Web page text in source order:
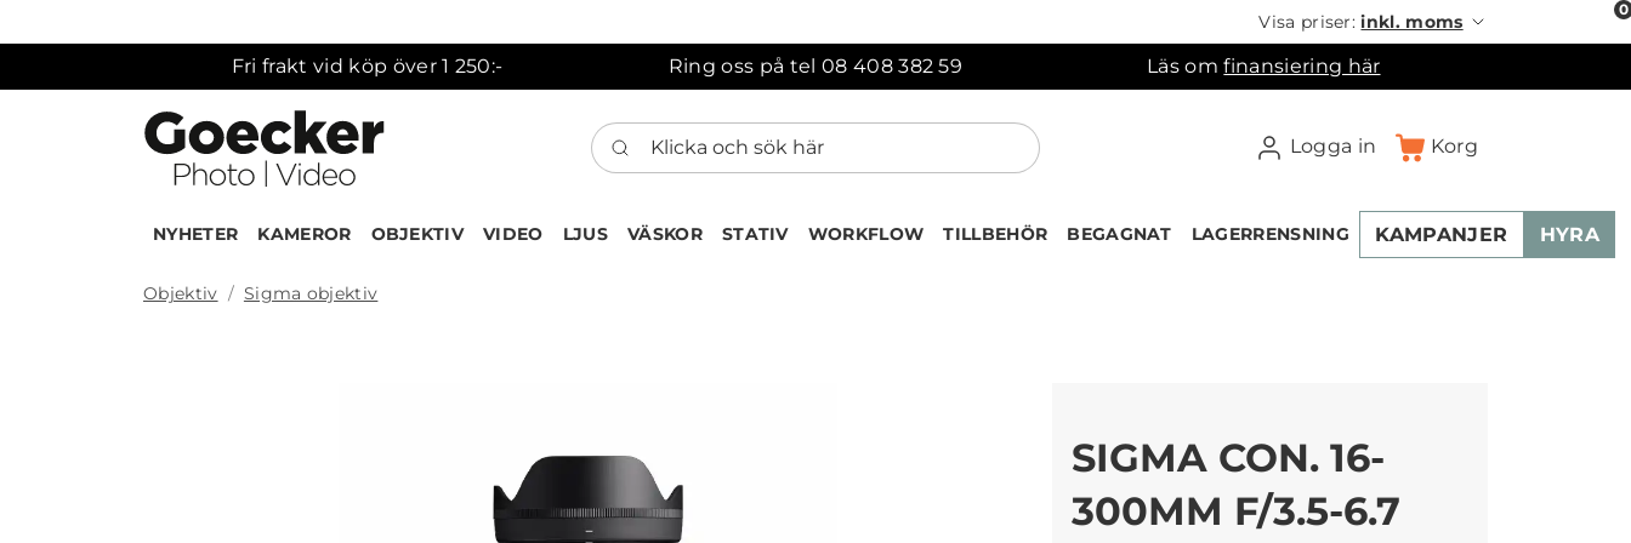
Visa priser:inkl. moms
Fri frakt vid köp över 1 250:- Ring oss på tel 08 408 382 59 Läs omfinansiering här
Klicka och sök här
Logga in Korg
0
NYHETER KAMEROR OBJEKTIV VIDEO LJUS VÄSKOR STATIV WORKFLOW TILLBEHÖR BEGAGNAT LAGERRENSNING KAMPANJER HYRA
Objektiv Sigma objektiv
Köps ofta tillsammans med
SIGMA CON. 16-
300MM F/3.5-6.7